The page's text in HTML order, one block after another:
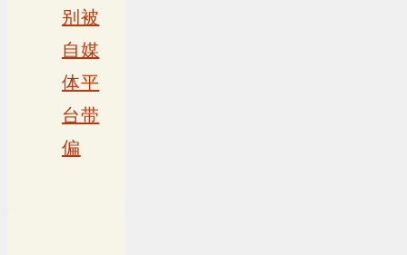
别被
自媒
体平
台带
偏